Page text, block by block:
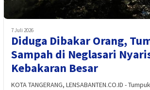
7 Juli 2026
Diduga Dibakar Orang,
Sampah di Neglasari
Kebakaran Besar
KOTA TANGERANG, LENSABANTEN.CO.ID -